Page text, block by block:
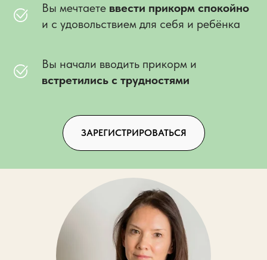
Вы мечтаете ввести прикорм спокойно
и с удовольствием для себя и ребёнка
Вы начали вводить прикорм и
встретились с трудностями
ЗАРЕГИСТРИРОВАТЬСЯ